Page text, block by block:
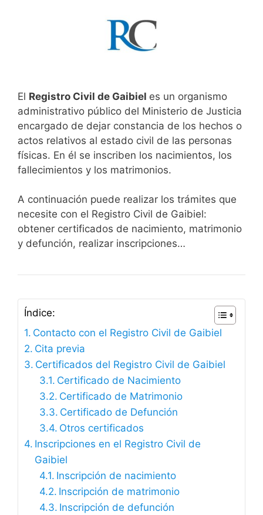
El Registro Civil de Gaibiel es un organismo
administrativo público del Ministerio de Justicia
encargado de dejar constancia de los hechos o
actos relativos al estado civil de las personas
físicas. En él se inscriben los nacimientos, los
fallecimientos y los matrimonios.
A continuación puede realizar los trámites que
necesite con el Registro Civil de Gaibiel:
obtener certificados de nacimiento, matrimonio
y defunción, realizar inscripciones…
Índice:
Contacto con el Registro Civil de Gaibiel
Cita previa
Certificados del Registro Civil de Gaibiel
Certificado de Nacimiento
Certificado de Matrimonio
Certificado de Defunción
Otros certificados
Inscripciones en el Registro Civil de
Gaibiel
Inscripción de nacimiento
Inscripción de matrimonio
Inscripción de defunción